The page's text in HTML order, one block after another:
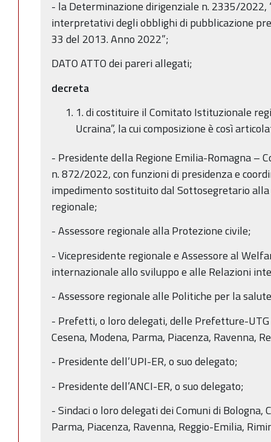
- la Determinazione dirigenziale n. 2335/
interpretativi degli obblighi di pubblicazione
33 del 2013. Anno 2022”;
DATO ATTO dei pareri allegati;
decreta
1. di costituire il Comitato Istituzionale
Ucraina”, la cui composizione è così
- Presidente della Regione Emilia-Romagna –
n. 872/2022, con funzioni di presidenza e
impedimento sostituito dal Sottosegretario
regionale;
- Assessore regionale alla Protezione civile;
- Vicepresidente regionale e Assessore al
internazionale allo sviluppo e alle Relazioni
- Assessore regionale alle Politiche per la
- Prefetti, o loro delegati, delle Prefetture-
Cesena, Modena, Parma, Piacenza, Ravenna,
- Presidente dell’UPI-ER, o suo delegato;
- Presidente dell’ANCI-ER, o suo delegato;
- Sindaci o loro delegati dei Comuni di Bologna,
Parma, Piacenza, Ravenna, Reggio-Emilia,